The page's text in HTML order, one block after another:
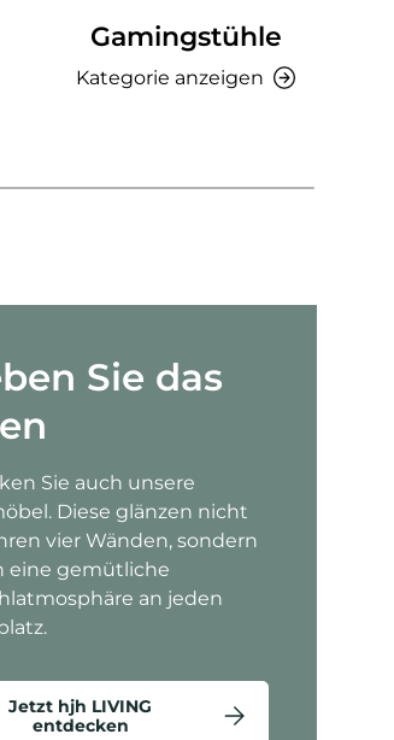
Gamingstühle
Kategorie anzeigen
Sie das
Sie auch unsere
Diese glänzen nicht
vier Wänden, sondern
eine gemütliche
an jeden
Jetzt hjh LIVING
entdecken